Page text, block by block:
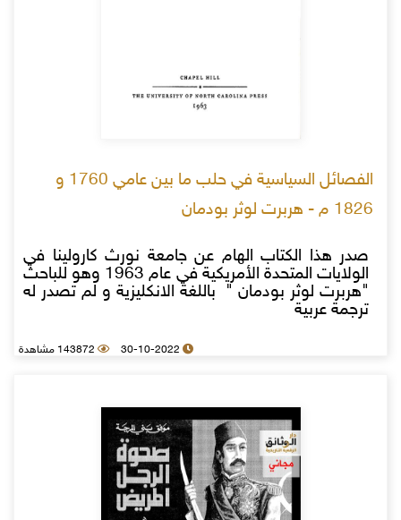
الفصائل السياسية في حلب ما بين عامي 1760 و
1826 م - هربرت لوثر بودمان
صدر هذا الكتاب الهام عن جامعة نورث كارولينا في
الولايات المتحدة الأمريكية في عام 1963 وهو للباحث
"هربرت لوثر بودمان " باللغة الانكليزية و لم تصدر له
ترجمة عربية
30-10-2022 143872 مشاهدة